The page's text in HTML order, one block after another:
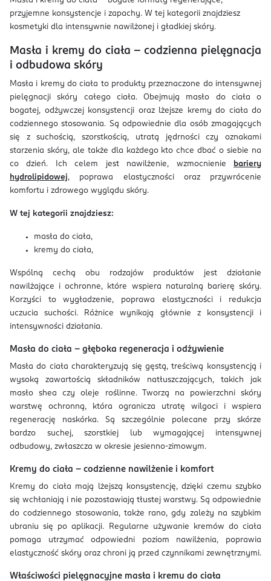
przyjemne konsystencje i zapachy. W tej kategorii znajdziesz
kosmetyki dla intensywnie nawilżonej i gładkiej skóry.
Masła i kremy do ciała – codzienna pielęgnacja
i odbudowa skóry
Masła i kremy do ciała to produkty przeznaczone do intensywnej
pielęgnacji skóry całego ciała. Obejmują masło do ciała o
bogatej, odżywczej konsystencji oraz lżejsze kremy do ciała do
codziennego stosowania. Są odpowiednie dla osób zmagających
się z suchością, szorstkością, utratą jędrności czy oznakami
starzenia skóry, ale także dla każdego kto chce dbać o siebie na
co dzień. Ich celem jest nawilżenie, wzmocnienie bariery
hydrolipidowej, poprawa elastyczności oraz przywrócenie
komfortu i zdrowego wyglądu skóry.
W tej kategorii znajdziesz:
masła do ciała,
kremy do ciała,
Wspólną cechą obu rodzajów produktów jest działanie
nawilżające i ochronne, które wspiera naturalną barierę skóry.
Korzyści to wygładzenie, poprawa elastyczności i redukcja
uczucia suchości. Różnice wynikają głównie z konsystencji i
intensywności działania.
Masła do ciała – głęboka regeneracja i odżywienie
Masła do ciała charakteryzują się gęstą, treściwą konsystencją i
wysoką zawartością składników natłuszczających, takich jak
masło shea czy oleje roślinne. Tworzą na powierzchni skóry
warstwę ochronną, która ogranicza utratę wilgoci i wspiera
regenerację naskórka. Są szczególnie polecane przy skórze
bardzo suchej, szorstkiej lub wymagającej intensywnej
odbudowy, zwłaszcza w okresie jesienno-zimowym.
Kremy do ciała – codzienne nawilżenie i komfort
Kremy do ciała mają lżejszą konsystencję, dzięki czemu szybko
się wchłaniają i nie pozostawiają tłustej warstwy. Są odpowiednie
do codziennego stosowania, także rano, gdy zależy na szybkim
ubraniu się po aplikacji. Regularne używanie kremów do ciała
pomaga utrzymać odpowiedni poziom nawilżenia, poprawia
elastyczność skóry oraz chroni ją przed czynnikami zewnętrznymi.
Właściwości pielęgnacyjne masła i kremu do ciała